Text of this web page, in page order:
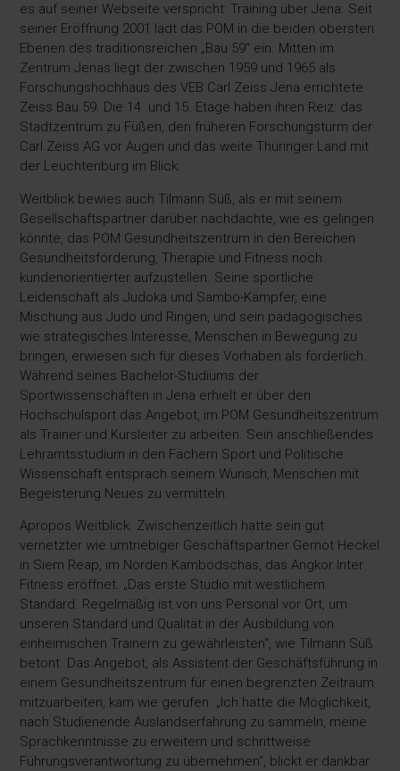
es auf seiner Webseite verspricht: Training über Jena. Seit
seiner Eröffnung 2001 lädt das POM in die beiden obersten
Ebenen des traditionsreichen „Bau 59“ ein. Mitten im
Zentrum Jenas liegt der zwischen 1959 und 1965 als
Forschungshochhaus des VEB Carl Zeiss Jena errichtete
Zeiss Bau 59. Die 14. und 15. Etage haben ihren Reiz: das
Stadtzentrum zu Füßen, den früheren Forschungsturm der
Carl Zeiss AG vor Augen und das weite Thüringer Land mit
der Leuchtenburg im Blick.
Weitblick bewies auch Tilmann Süß, als er mit seinem
Gesellschaftspartner darüber nachdachte, wie es gelingen
könnte, das POM Gesundheitszentrum in den Bereichen
Gesundheitsförderung, Therapie und Fitness noch
kundenorientierter aufzustellen. Seine sportliche
Leidenschaft als Judoka und Sambo-Kämpfer, eine
Mischung aus Judo und Ringen, und sein pädagogisches
wie strategisches Interesse, Menschen in Bewegung zu
bringen, erwiesen sich für dieses Vorhaben als förderlich.
Während seines Bachelor-Studiums der
Sportwissenschaften in Jena erhielt er über den
Hochschulsport das Angebot, im POM Gesundheitszentrum
als Trainer und Kursleiter zu arbeiten. Sein anschließendes
Lehramtsstudium in den Fächern Sport und Politische
Wissenschaft entsprach seinem Wunsch, Menschen mit
Begeisterung Neues zu vermitteln.
Apropos Weitblick. Zwischenzeitlich hatte sein gut
vernetzter wie umtriebiger Geschäftspartner Gernot Heckel
in Siem Reap, im Norden Kambodschas, das Angkor Inter
Fitness eröffnet. „Das erste Studio mit westlichem
Standard. Regelmäßig ist von uns Personal vor Ort, um
unseren Standard und Qualität in der Ausbildung von
einheimischen Trainern zu gewährleisten“, wie Tilmann Süß
betont. Das Angebot, als Assistent der Geschäftsführung in
einem Gesundheitszentrum für einen begrenzten Zeitraum
mitzuarbeiten, kam wie gerufen. „Ich hatte die Möglichkeit,
nach Studienende Auslandserfahrung zu sammeln, meine
Sprachkenntnisse zu erweitern und schrittweise
Führungsverantwortung zu übernehmen“, blickt er dankbar